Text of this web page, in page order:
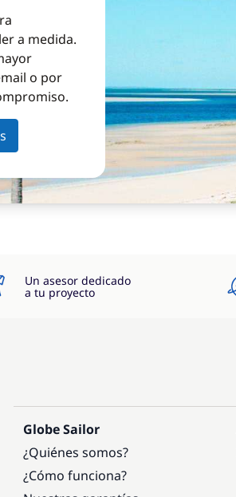
a medida.
o por
Un asesor dedicado
a tu proyecto
Globe Sailor
¿Quiénes somos?
¿Cómo funciona?